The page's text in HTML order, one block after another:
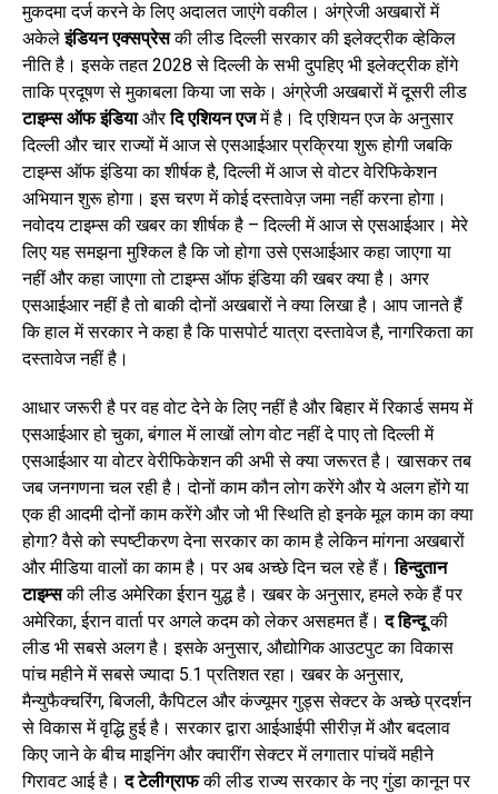
मुकदमा दर्ज करने के लिए अदालत जाएंगे वकील। अंग्रेजी अखबारों में
अकेलेइंडियन एक्सप्रेसकी लीड दिल्ली सरकार की इलेक्ट्रीक व्हेकिल
नीति है। इसके तहत 2028 से दिल्ली के सभी दुपहिए भी इलेक्ट्रीक होंगे
ताकि प्रदूषण से मुकाबला किया जा सके। अंग्रेजी अखबारों में दूसरी लीड
टाइम्स ऑफ इंडियाऔरदि एशियन एजमें है। दि एशियन एज के अनुसार
दिल्ली और चार राज्यों में आज से एसआईआर प्रक्रिया शुरू होगी जबकि
टाइम्स ऑफ इंडिया का शीर्षक है, दिल्ली में आज से वोटर वेरिफिकेशन
अभियान शुरू होगा। इस चरण में कोई दस्तावेज़ जमा नहीं करना होगा।
नवोदय टाइम्स की खबर का शीर्षक है – दिल्ली में आज से एसआईआर। मेरे
लिए यह समझना मुश्किल है कि जो होगा उसे एसआईआर कहा जाएगा या
नहीं और कहा जाएगा तो टाइम्स ऑफ इंडिया की खबर क्या है। अगर
एसआईआर नहीं है तो बाकी दोनों अखबारों ने क्या लिखा है। आप जानते हैं
कि हाल में सरकार ने कहा है कि पासपोर्ट यात्रा दस्तावेज है, नागरिकता का
दस्तावेज नहीं है।
आधार जरूरी है पर वह वोट देने के लिए नहीं है और बिहार में रिकार्ड समय में
एसआईआर हो चुका, बंगाल में लाखों लोग वोट नहीं दे पाए तो दिल्ली में
एसआईआर या वोटर वेरीफिकेशन की अभी से क्या जरूरत है। खासकर तब
जब जनगणना चल रही है। दोनों काम कौन लोग करेंगे और ये अलग होंगे या
एक ही आदमी दोनों काम करेंगे और जो भी स्थिति हो इनके मूल काम का क्या
होगा? वैसे को स्पष्टीकरण देना सरकार का काम है लेकिन मांगना अखबारों
और मीडिया वालों का काम है। पर अब अच्छे दिन चल रहे हैं।हिन्दु्तान
टाइम्सकी लीड अमेरिका ईरान युद्ध है। खबर के अनुसार, हमले रुके हैं पर
अमेरिका, ईरान वार्ता पर अगले कदम को लेकर असहमत हैं।द हिन्दूकी
लीड भी सबसे अलग है। इसके अनुसार, औद्योगिक आउटपुट का विकास
पांच महीने में सबसे ज्यादा 5.1 प्रतिशत रहा। खबर के अनुसार,
मैन्युफैक्चरिंग, बिजली, कैपिटल और कंज्यूमर गुड्स सेक्टर के अच्छे प्रदर्शन
से विकास में वृद्धि हुई है। सरकार द्वारा आईआईपी सीरीज़ में और बदलाव
किए जाने के बीच माइनिंग और क्वारींग सेक्टर में लगातार पांचवें महीने
गिरावट आई है।द टेलीग्राफकी लीड राज्य सरकार के नए गुंडा कानून पर